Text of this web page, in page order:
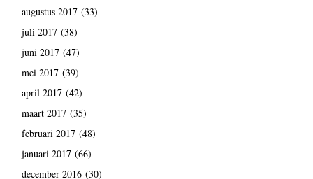
augustus 2017(33)
juli 2017(38)
juni 2017(47)
mei 2017(39)
april 2017(42)
maart 2017(35)
februari 2017(48)
januari 2017(66)
december 2016(30)